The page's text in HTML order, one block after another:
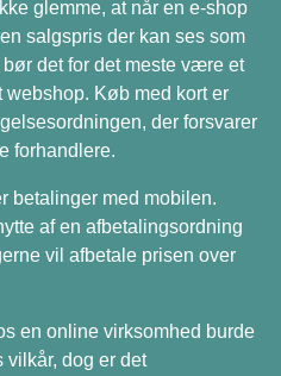
glemme, at når en e-shop
salgspris der kan ses som
det for det meste være et
Køb med kort er
der forsvarer
forhandlere.
betalinger med mobilen.
af en afbetalingsordning
vil afbetale prisen over
en online virksomhed burde
vilkår, dog er det